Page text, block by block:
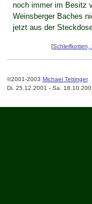
noch immer im Besitz
Weinsberger Baches
jetzt aus der
[Schleifkotten,
©2001-2003 Michael Tettinger
Di. 25.12.2001 - Sa.